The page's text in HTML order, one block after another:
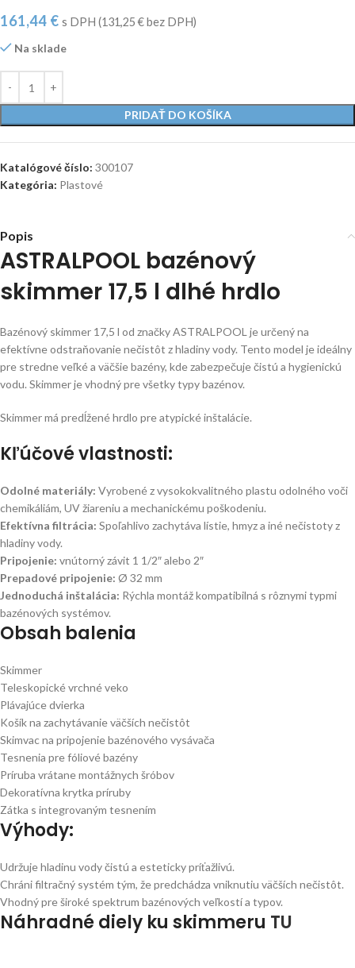
161,44 € s DPH (131,25€bez DPH)
Na sklade
PRIDAŤ DO KOŠÍKA
Katalógové číslo: 300107
Kategória: Plastové
Popis
ASTRALPOOL bazénový
skimmer 17,5 l dlhé hrdlo
Bazénový skimmer 17,5 l od značky ASTRALPOOL je určený na
efektívne odstraňovanie nečistôt z hladiny vody. Tento model je ideálny
pre stredne veľké a väčšie bazény, kde zabezpečuje čistú a hygienickú
vodu. Skimmer je vhodný pre všetky typy bazénov.
Skimmer má predĺžené hrdlo pre atypické inštalácie.
Kľúčové vlastnosti:
Odolné materiály: Vyrobené z vysokokvalitného plastu odolného voči
chemikáliám, UV žiareniu a mechanickému poškodeniu.
Efektívna filtrácia: Spoľahlivo zachytáva lístie, hmyz a iné nečistoty z
hladiny vody.
Pripojenie: vnútorný závit 1 1/2″ alebo 2″
Prepadové pripojenie: Ø 32 mm
Jednoduchá inštalácia: Rýchla montáž kompatibilná s rôznymi typmi
bazénových systémov.
Obsah balenia
Skimmer
Teleskopické vrchné veko
Plávajúce dvierka
Košík na zachytávanie väčších nečistôt
Skimvac na pripojenie bazénového vysávača
Tesnenia pre fóliové bazény
Príruba vrátane montážnych šróbov
Dekoratívna krytka príruby
Zátka s integrovaným tesnením
Výhody:
Udržuje hladinu vody čistú a esteticky príťažlivú.
Chráni filtračný systém tým, že predchádza vniknutiu väčších nečistôt.
Vhodný pre široké spektrum bazénových veľkostí a typov.
Náhradné diely ku skimmeru TU